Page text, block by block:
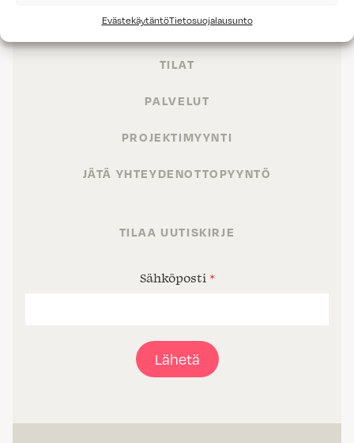
EvästekäytäntöTietosuojalausunto
TUOTTEET
TILAT
PALVELUT
PROJEKTIMYYNTI
JÄTÄ YHTEYDENOTTOPYYNTÖ
TILAA UUTISKIRJE
Sähköposti *
Lähetä